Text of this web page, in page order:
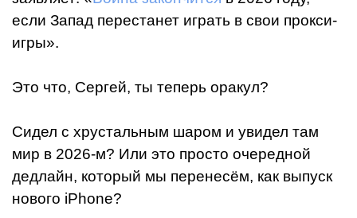
если Запад перестанет играть в свои прокси-
игры».
Это что, Сергей, ты теперь оракул?
Сидел с хрустальным шаром и увидел там
мир в 2026-м? Или это просто очередной
дедлайн, который мы перенесём, как выпуск
нового iPhone?